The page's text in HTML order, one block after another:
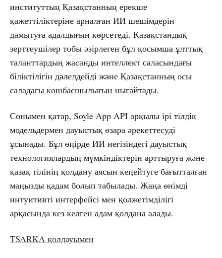
институттың Қазақстанның ерекше
қажеттіліктеріне арналған ИИ шешімдерін
дамытуға адалдығын көрсетеді. Қазақстандық
зерттеушілер тобы әзірлеген бұл қосымша ұлттық
таланттардың жасанды интеллект саласындағы
біліктілігін дәлелдейді және Қазақстанның осы
саладағы көшбасшылығын нығайтады.
Сонымен қатар, Soyle App API арқылы ірі тілдік
модельдермен дауыстық өзара әрекеттесуді
ұсынады. Бұл өңірде ИИ негізіндегі дауыстық
технологиялардың мүмкіндіктерін арттыруға және
қазақ тілінің қолдану аясын кеңейтуге бағытталған
маңызды қадам болып табылады. Жаңа өнімді
интуитивті интерфейсі мен қолжетімділігі
арқасында кез келген адам қолдана алады.
TSARKA қолдауымен